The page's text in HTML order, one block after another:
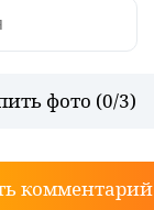
фото (0/3)
комментарий